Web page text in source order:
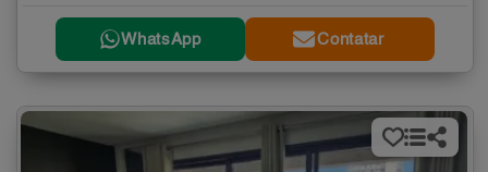
WhatsApp Contatar